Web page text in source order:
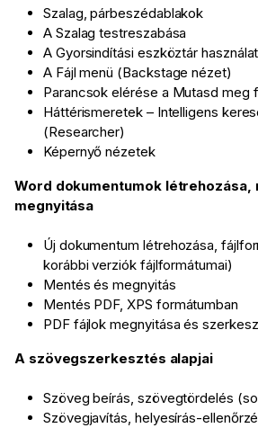
Szalag, párbeszédablakok
A Szalag testreszabása
A Gyorsindítási eszköztár
A Fájl menü (Backstage nézet)
Parancsok elérése a Mutasd meg
Háttérismeretek – Intelligens
(Researcher)
Képernyő nézetek
Word dokumentumok létrehozása,
megnyitása
Új dokumentum létrehozása,
korábbi verziók fájlformátumai)
Mentés és megnyitás
Mentés PDF, XPS formátumban
PDF fájlok megnyitása és
A szövegszerkesztés alapjai
Szöveg beírás, szövegtördelés
Szövegjavítás, helyesírás-